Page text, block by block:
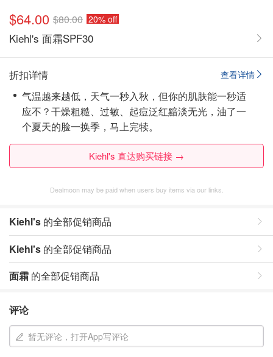
$64.00 $80.00 20% off
Kiehl's 面霜SPF30
查看详情
折扣详情
气温越来越低，天气一秒入秋，但你的肌肤能一秒适
应不？干燥粗糙、过敏、起痘泛红黯淡无光，油了一
个夏天的脸一换季，马上完犊。
Kiehl's 直达购买链接 →
Dealmoon may be paid when users buy items via our links.
Kiehl's 的全部促销商品
Kiehl's 的全部促销商品
面霜 的全部促销商品
评论
暂无评论，打开App写评论